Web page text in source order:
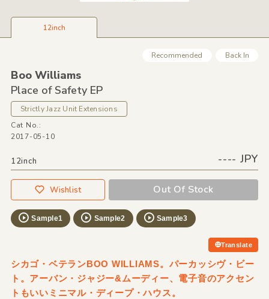
12inch
Recommended Back In
Boo Williams
Place of Safety EP
Strictly Jazz Unit Extensions
Cat No.:
2017-05-10
12inch ---- JPY
Wishlist Out Of Stock
Sample1 Sample2 Sample3
Translate
シカゴ・ベテランBOO WILLIAMS。パーカッシヴ・ビー
ト。アーバン・ジャジー&ムーディー、電子音のアクセン
トもいいミニマル・ディープ・ハウス。